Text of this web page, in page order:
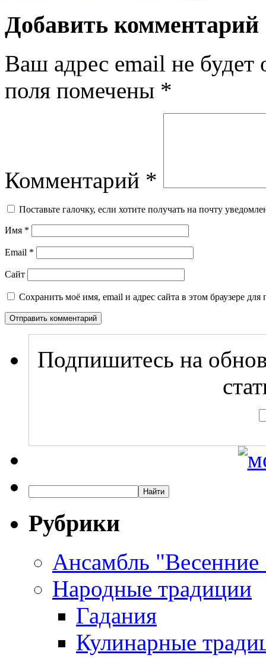
Добавить комментарий
Ваш адрес email не будет
поля помечены *
Комментарий *
Поставьте галочку, если хотите получать на почту
Имя *
Email *
Сайт
Сохранить моё имя, email и адрес сайта в этом браузере
Подпишитесь на
Рубрики
Ансамбль
Народные традиции
Гадания
Кулинарные